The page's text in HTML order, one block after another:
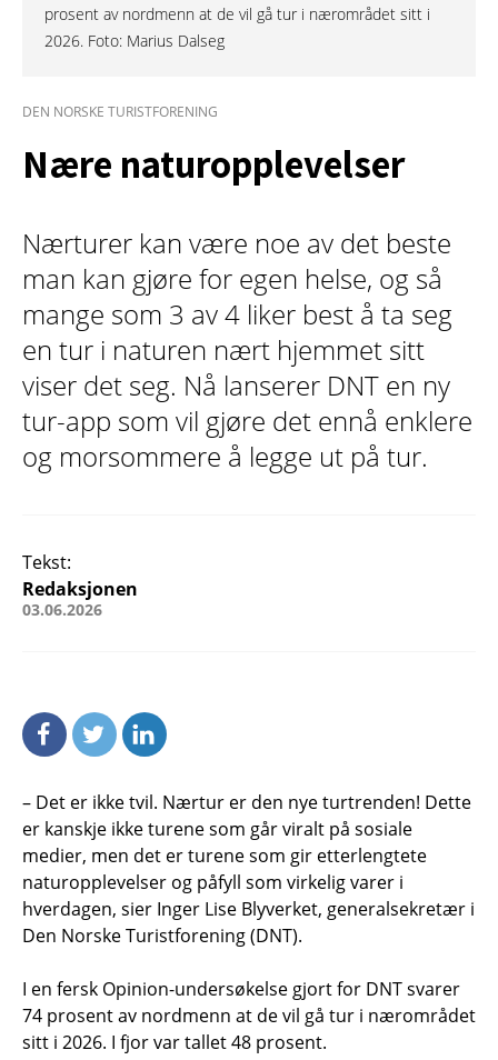
prosent av nordmenn at de vil gå tur i nærområdet sitt i
2026. Foto: Marius Dalseg
DEN NORSKE TURISTFORENING
Nære naturopplevelser
Nærturer kan være noe av det beste
man kan gjøre for egen helse, og så
mange som 3 av 4 liker best å ta seg
en tur i naturen nært hjemmet sitt
viser det seg. Nå lanserer DNT en ny
tur-app som vil gjøre det ennå enklere
og morsommere å legge ut på tur.
Tekst:
Redaksjonen
03.06.2026
– Det er ikke tvil. Nærtur er den nye turtrenden! Dette
er kanskje ikke turene som går viralt på sosiale
medier, men det er turene som gir etterlengtete
naturopplevelser og påfyll som virkelig varer i
hverdagen, sier Inger Lise Blyverket, generalsekretær i
Den Norske Turistforening (DNT).
I en fersk Opinion-undersøkelse gjort for DNT svarer
74 prosent av nordmenn at de vil gå tur i nærområdet
sitt i 2026. I fjor var tallet 48 prosent.